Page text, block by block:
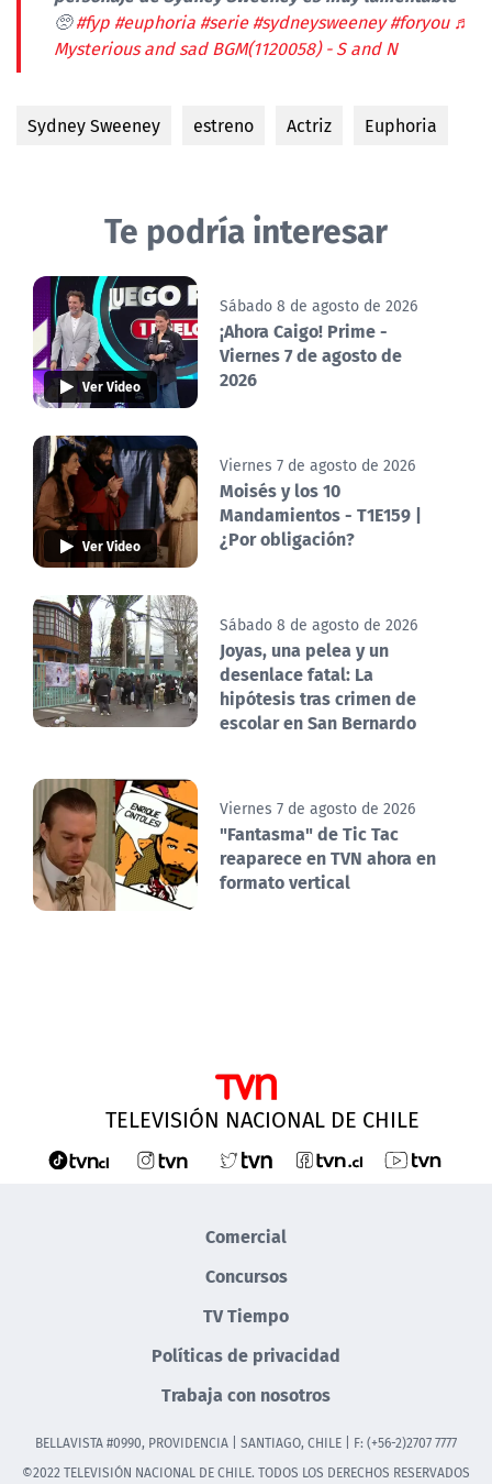
🥺#fyp #euphoria #serie #sydneysweeney #foryou ♬
Mysterious and sad BGM(1120058) - S and N
Sydney Sweeney estreno Actriz Euphoria
Te podría interesar
Ver Video
Sábado 8 de agosto de 2026
¡Ahora Caigo! Prime -
Viernes 7 de agosto de
2026
Ver Video
Viernes 7 de agosto de 2026
Moisés y los 10
Mandamientos - T1E159 |
¿Por obligación?
Sábado 8 de agosto de 2026
Joyas, una pelea y un
desenlace fatal: La
hipótesis tras crimen de
escolar en San Bernardo
Viernes 7 de agosto de 2026
"Fantasma" de Tic Tac
reaparece en TVN ahora en
formato vertical
TELEVISIÓN NACIONAL DE CHILE
Comercial
Concursos
TV Tiempo
Políticas de privacidad
Trabaja con nosotros
BELLAVISTA #0990, PROVIDENCIA | SANTIAGO, CHILE | F: (+56-2)2707 7777
©2022 TELEVISIÓN NACIONAL DE CHILE. TODOS LOS DERECHOS RESERVADOS